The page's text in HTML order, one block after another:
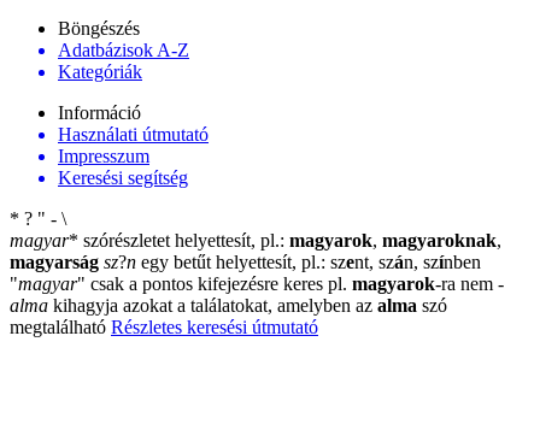
Böngészés
Adatbázisok A-Z
Kategóriák
Információ
Használati útmutató
Impresszum
Keresési segítség
* ? " - \
magyar* szórészletet helyettesít, pl.: magyarok, magyaroknak,
magyarság sz?n egy betűt helyettesít, pl.: szent, szán, színben
"magyar" csak a pontos kifejezésre keres pl. magyarok-ra nem -
alma kihagyja azokat a találatokat, amelyben az alma szó
megtalálható Részletes keresési útmutató